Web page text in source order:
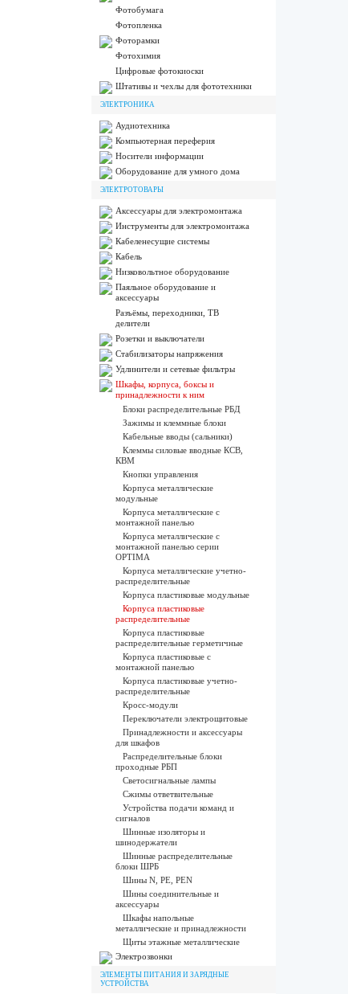
Фотобумага
Фотопленка
Фоторамки
Фотохимия
Цифровые фотокиоски
Штативы и чехлы для фототехники
ЭЛЕКТРОНИКА
Аудиотехника
Компьютерная переферия
Носители информации
Оборудование для умного дома
ЭЛЕКТРОТОВАРЫ
Аксессуары для электромонтажа
Инструменты для электромонтажа
Кабеленесущие системы
Кабель
Низковольтное оборудование
Паяльное оборудование и
аксессуары
Разъёмы, переходники, ТВ
делители
Розетки и выключатели
Стабилизаторы напряжения
Удлинители и сетевые фильтры
Шкафы, корпуса, боксы и
принадлежности к ним
Блоки распределительные РБД
Зажимы и клеммные блоки
Кабельные вводы (сальники)
Клеммы силовые вводные КСВ,
КВМ
Кнопки управления
Корпуса металлические
модульные
Корпуса металлические с
монтажной панелью
Корпуса металлические с
монтажной панелью серии
OPTIMA
Корпуса металлические учетно-
распределительные
Корпуса пластиковые модульные
Корпуса пластиковые
распределительные
Корпуса пластиковые
распределительные герметичные
Корпуса пластиковые с
монтажной панелью
Корпуса пластиковые учетно-
распределительные
Кросс-модули
Переключатели электрощитовые
Принадлежности и аксессуары
для шкафов
Распределительные блоки
проходные РБП
Светосигнальные лампы
Сжимы ответвительные
Устройства подачи команд и
сигналов
Шинные изоляторы и
шинодержатели
Шинные распределительные
блоки ШРБ
Шины N, PE, PEN
Шины соединительные и
аксессуары
Шкафы напольные
металлические и принадлежности
Щиты этажные металлические
Электрозвонки
ЭЛЕМЕНТЫ ПИТАНИЯ И ЗАРЯДНЫЕ
УСТРОЙСТВА